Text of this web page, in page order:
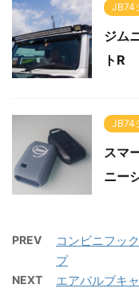
JB74
ジム
トR
JB74
スマ
ニー
PREV
コンビニフッ
プ
NEXT エアバルブキ